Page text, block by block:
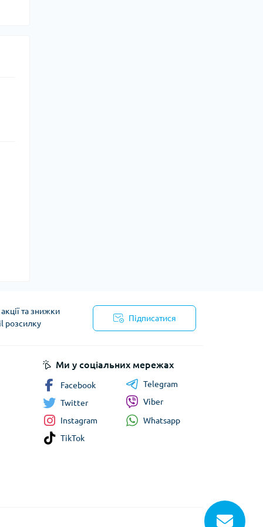
та знижки
розсилку
Підписатися
Ми у соціальних мережах
Facebook
Twitter
Instagram
TikTok
Telegram
Viber
Whatsapp